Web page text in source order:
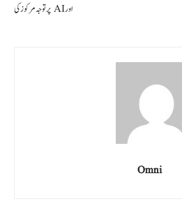
اور AI پر توجہ مرکوز کی
Omni